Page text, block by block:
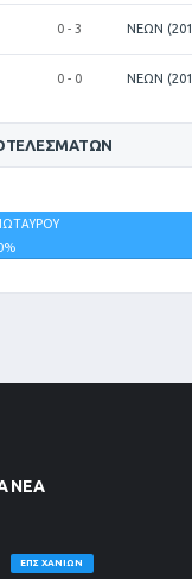
0 - 3 ΝΕΩΝ
0 - 0 ΝΕΩΝ
ΝΈΑ
ΕΠΣ ΧΑΝΊΩΝ